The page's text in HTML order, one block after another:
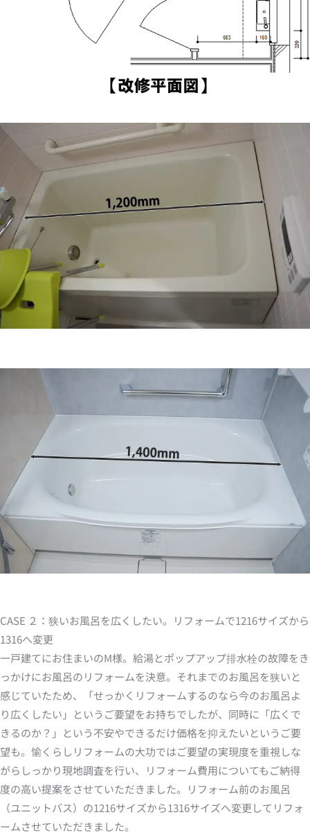
CASE ２：狭いお風呂を広くしたい。リフォームで1216サイズから
1316へ変更
一戸建てにお住まいのM様。給湯とポップアップ排水栓の故障をき
っかけにお風呂のリフォームを決意。それまでのお風呂を狭いと
感じていたため、「せっかくリフォームするのなら今のお風呂よ
り広くしたい」というご要望をお持ちでしたが、同時に「広くで
きるのか？」という不安やできるだけ価格を抑えたいというご要
望も。愉くらしリフォームの大功ではご要望の実現度を重視しな
がらしっかり現地調査を行い、リフォーム費用についてもご納得
度の高い提案をさせていただきました。リフォーム前のお風呂
（ユニットバス）の1216サイズから1316サイズへ変更してリフォ
ームさせていただきました。